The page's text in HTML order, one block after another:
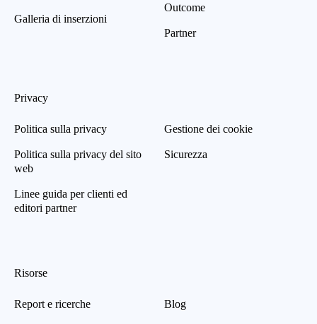
Galleria di inserzioni
Outcome
Partner
Privacy
Politica sulla privacy
Politica sulla privacy del sito
web
Linee guida per clienti ed
editori partner
Gestione dei cookie
Sicurezza
Risorse
Report e ricerche Blog